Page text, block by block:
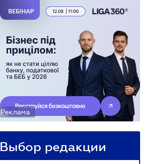
Реклама
Выбор редакции